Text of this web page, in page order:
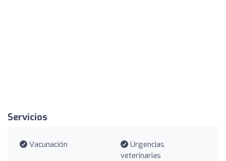
Servicios
Vacunación
Urgencias
veterinarias